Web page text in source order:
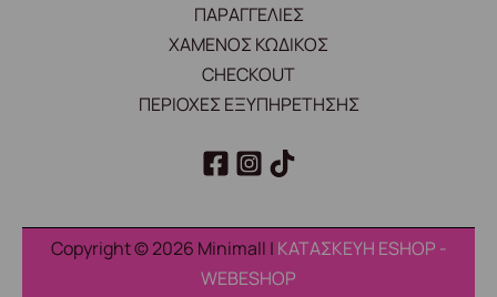
ΠΑΡΑΓΓΕΛΙΕΣ
ΧΑΜΕΝΟΣ ΚΩΔΙΚΟΣ
CHECKOUT
ΠΕΡΙΟΧΕΣ ΕΞΥΠΗΡΕΤΗΣΗΣ
Copyright © 2026 Minimall | ΚΑΤΑΣΚΕΥΗ ESHOP -
WEBESHOP